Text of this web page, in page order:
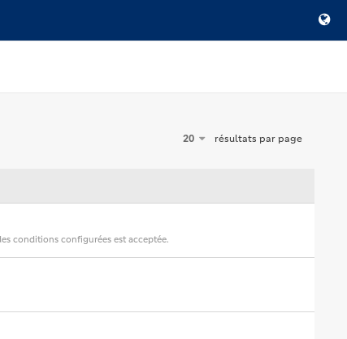
20 résultats par page
conditions configurées est acceptée.